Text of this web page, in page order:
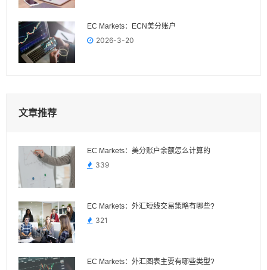
EC Markets：ECN美分账户
2026-3-20
文章推荐
EC Markets：美分账户余额怎么计算的
339
EC Markets：外汇短线交易策略有哪些?
321
EC Markets：外汇图表主要有哪些类型?